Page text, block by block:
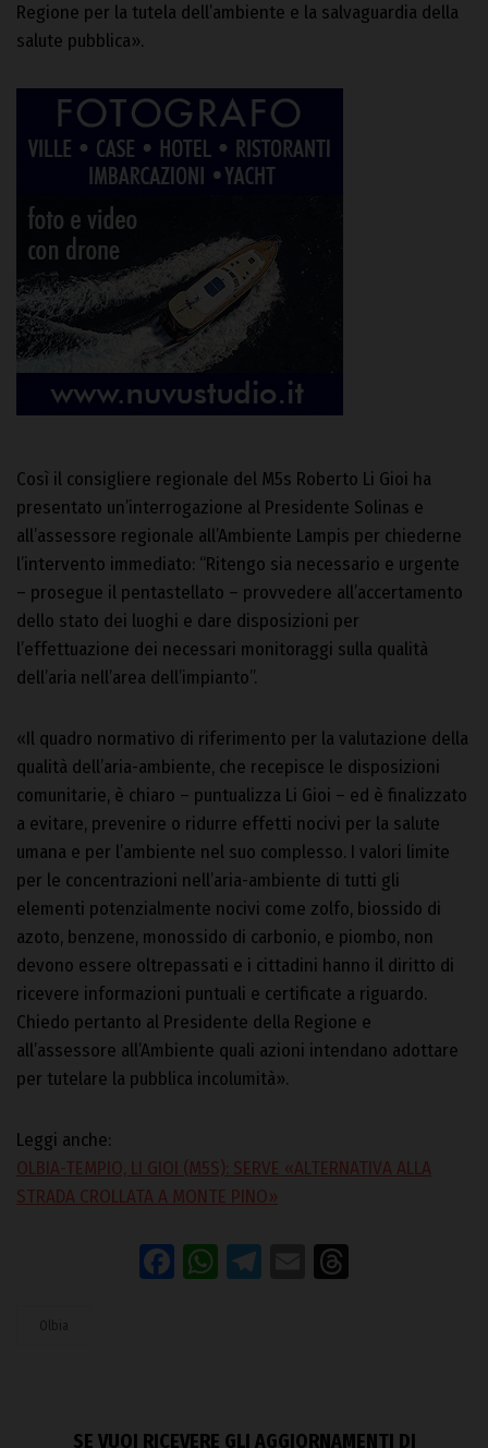
Regione per la tutela dell’ambiente e la salvaguardia della
salute pubblica».
Così il consigliere regionale del M5s Roberto Li Gioi ha
presentato un’interrogazione al Presidente Solinas e
all’assessore regionale all’Ambiente Lampis per chiederne
l’intervento immediato: “Ritengo sia necessario e urgente
– prosegue il pentastellato – provvedere all’accertamento
dello stato dei luoghi e dare disposizioni per
l’effettuazione dei necessari monitoraggi sulla qualità
dell’aria nell’area dell’impianto”.
«Il quadro normativo di riferimento per la valutazione della
qualità dell’aria-ambiente, che recepisce le disposizioni
comunitarie, è chiaro – puntualizza Li Gioi – ed è finalizzato
a evitare, prevenire o ridurre effetti nocivi per la salute
umana e per l’ambiente nel suo complesso. I valori limite
per le concentrazioni nell’aria-ambiente di tutti gli
elementi potenzialmente nocivi come zolfo, biossido di
azoto, benzene, monossido di carbonio, e piombo, non
devono essere oltrepassati e i cittadini hanno il diritto di
ricevere informazioni puntuali e certificate a riguardo.
Chiedo pertanto al Presidente della Regione e
all’assessore all’Ambiente quali azioni intendano adottare
per tutelare la pubblica incolumità».
Leggi anche:
OLBIA-TEMPIO, LI GIOI (M5S): SERVE «ALTERNATIVA ALLA
STRADA CROLLATA A MONTE PINO»
Facebook
WhatsApp
Telegram
Email
Olbia
SE VUOI RICEVERE GLI AGGIORNAMENTI DI